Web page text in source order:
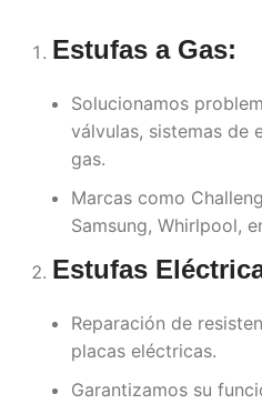
Estufas a Gas:
Solucionamos
válvulas, sistemas de
gas.
Marcas como
Samsung, Whirlpool,
Estufas
Reparación de
placas eléctricas.
Garantizamos su